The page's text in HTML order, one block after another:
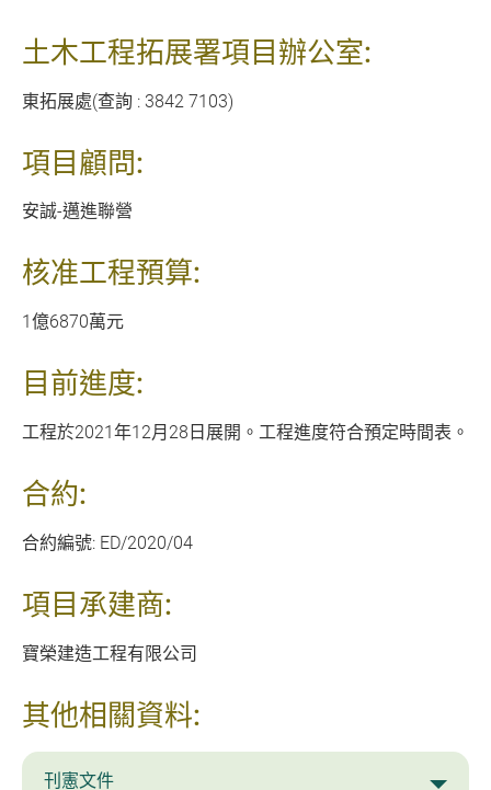
土木工程拓展署項目辦公室:
東拓展處(查詢 : 3842 7103)
項目顧問:
安誠-邁進聯營
核准工程預算:
1億6870萬元
目前進度:
工程於2021年12月28日展開。工程進度符合預定時間表。
合約:
合約編號: ED/2020/04
項目承建商:
寶榮建造工程有限公司
其他相關資料:
刊憲文件